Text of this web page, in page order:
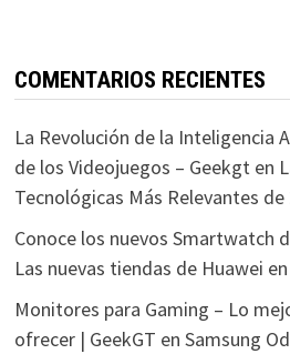
COMENTARIOS RECIENTES
La Revolución de la Inteligencia
de los Videojuegos – Geekgten
Tecnológicas Más Relevantes de
Conoce los nuevos Smartwatch
Las nuevas tiendas de Huawei
Monitores para Gaming – Lo
ofrecer | GeekGT en Samsung